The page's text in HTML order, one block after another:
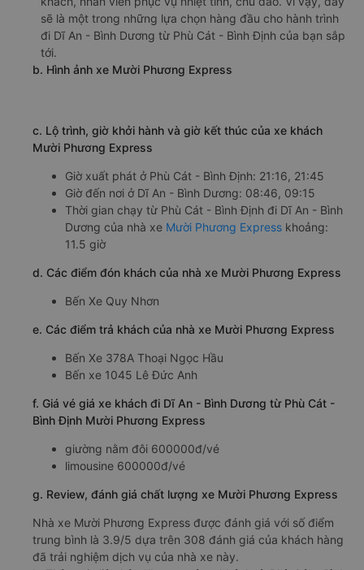
Mười Phương Express đi Dĩ An - Bình Dương từ Phù Cát -
Bình Định được nhiều khách hàng đánh giá rất cao. Ngoài
ra, nhà xe còn cam kết chạy đúng giờ, không nhồi nhét
khách, nhân viên phục vụ nhiệt tình, chu đáo. Vì vậy, đây
sẽ là một trong những lựa chọn hàng đầu cho hành trình
b. Hình ảnh xe Mười Phương Express
c. Lộ trình, giờ khởi hành và giờ kết thúc của xe khách
Mười Phương Express
Giờ xuất phát ở Phù Cát - Bình Định: 21:16, 21:45
Giờ đến nơi ở Dĩ An - Bình Dương: 08:46, 09:15
Thời gian chạy từ Phù Cát - Bình Định đi Dĩ An - Bình
11.5 giờ
d. Các điểm đón khách của nhà xe Mười Phương Express
Bến Xe Quy Nhơn
Bến Xe 378A Thoại Ngọc Hầu
f. Giá vé giá xe khách đi Dĩ An - Bình Dương từ Phù Cát -
limousine 600000đ/vé
g. Review, đánh giá chất lượng xe Mười Phương Express